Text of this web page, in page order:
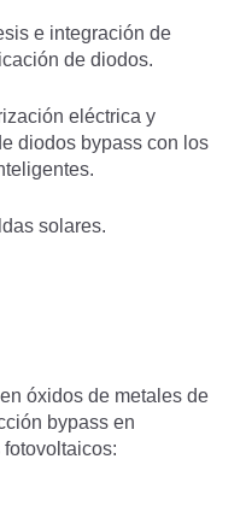
e integración de
de diodos.
eléctrica y
diodos bypass con los
solares.
óxidos de metales de
bypass en